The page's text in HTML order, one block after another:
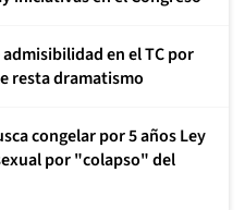
en el TC por
resta dramatismo
congelar por 5 años Ley
por "colapso" del